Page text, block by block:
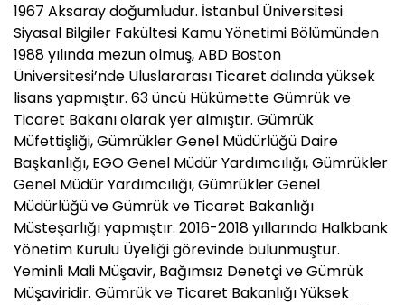
1967 Aksaray doğumludur. İstanbul Üniversitesi
Siyasal Bilgiler Fakültesi Kamu Yönetimi Bölümünden
1988 yılında mezun olmuş, ABD Boston
Üniversitesi’nde Uluslararası Ticaret dalında yüksek
lisans yapmıştır. 63 üncü Hükümette Gümrük ve
Ticaret Bakanı olarak yer almıştır. Gümrük
Müfettişliği, Gümrükler Genel Müdürlüğü Daire
Başkanlığı, EGO Genel Müdür Yardımcılığı, Gümrükler
Genel Müdür Yardımcılığı, Gümrükler Genel
Müdürlüğü ve Gümrük ve Ticaret Bakanlığı
Müsteşarlığı yapmıştır. 2016-2018 yıllarında Halkbank
Yönetim Kurulu Üyeliği görevinde bulunmuştur.
Yeminli Mali Müşavir, Bağımsız Denetçi ve Gümrük
Müşaviridir. Gümrük ve Ticaret Bakanlığı Yüksek